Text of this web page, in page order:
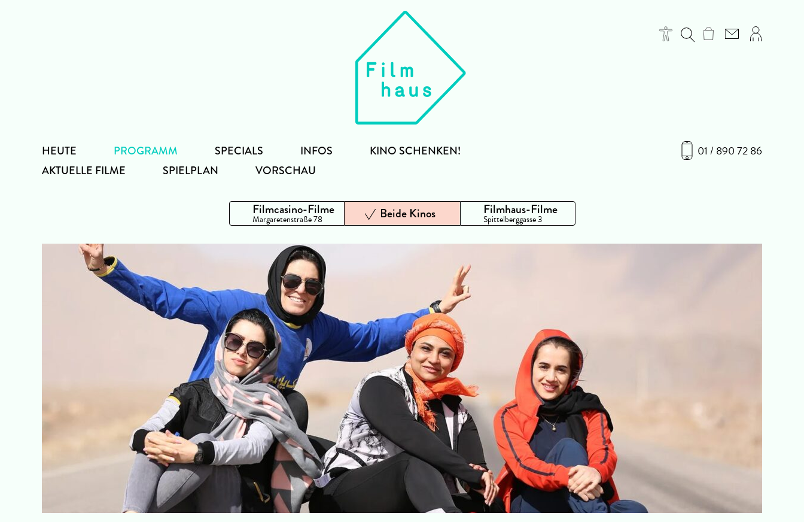
01 / 890 72 86
HEUTE
PROGRAMM
AKTUELLE FILME
SPIELPLAN VORSCHAU
SPECIALS INFOS KINO SCHENKEN!
Filmcasino-Filme
Margaretenstraße 78 Beide Kinos Filmhaus-Filme
Spittelberggasse 3